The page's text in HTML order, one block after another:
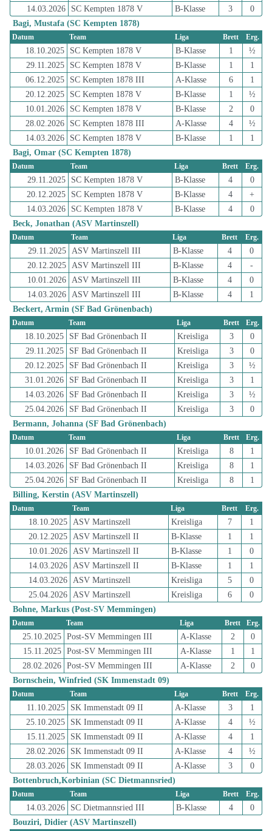
14.03.2026
SC Kempten 1878 V B-Klasse 3
0
Bagi, Mustafa (SC Kempten 1878)
Datum Team Liga Brett Erg.
18.10.2025 SC Kempten 1878 V B-Klasse 1
½
29.11.2025
SC Kempten 1878 V B-Klasse 1
1
06.12.2025
SC Kempten 1878 III A-Klasse 6
1
20.12.2025
SC Kempten 1878 V B-Klasse 1
½
10.01.2026
SC Kempten 1878 V B-Klasse 2
0
28.02.2026
SC Kempten 1878 III A-Klasse 4
½
14.03.2026
SC Kempten 1878 V B-Klasse 1
1
Bagi, Omar (SC Kempten 1878)
Datum Team Liga Brett Erg.
29.11.2025 SC Kempten 1878 V B-Klasse 4
0
20.12.2025
SC Kempten 1878 V B-Klasse 4
+
14.03.2026
SC Kempten 1878 V B-Klasse 4
0
Beck, Jonathan (ASV Martinszell)
Datum Team Liga Brett Erg.
29.11.2025 ASV Martinszell III B-Klasse 4
0
20.12.2025 ASV Martinszell III B-Klasse 4
-
10.01.2026 ASV Martinszell III B-Klasse 4
0
14.03.2026 ASV Martinszell III B-Klasse 4
1
Beckert, Armin (SF Bad Grönenbach)
Datum Team Liga Brett Erg.
18.10.2025 SF Bad Grönenbach II Kreisliga 3
0
29.11.2025
SF Bad Grönenbach II Kreisliga 3
0
20.12.2025
SF Bad Grönenbach II Kreisliga 3
½
31.01.2026
SF Bad Grönenbach II Kreisliga 3
1
14.03.2026
SF Bad Grönenbach II Kreisliga 3
½
25.04.2026
SF Bad Grönenbach II Kreisliga 3
0
Bermann, Johanna (SF Bad Grönenbach)
Datum Team Liga Brett Erg.
10.01.2026 SF Bad Grönenbach II Kreisliga 8
1
14.03.2026
SF Bad Grönenbach II Kreisliga 8
1
25.04.2026
SF Bad Grönenbach II Kreisliga 8
1
Billing, Kerstin (ASV Martinszell)
Datum Team Liga Brett Erg.
18.10.2025 ASV Martinszell Kreisliga 7
1
20.12.2025 ASV Martinszell II B-Klasse 1
1
10.01.2026 ASV Martinszell II B-Klasse 1
0
14.03.2026 ASV Martinszell II B-Klasse 1
1
14.03.2026 ASV Martinszell Kreisliga 5
0
25.04.2026 ASV Martinszell Kreisliga 6
0
Bohne, Markus (Post-SV Memmingen)
Datum Team Liga Brett Erg.
25.10.2025 Post-SV Memmingen III A-Klasse 2
0
15.11.2025 Post-SV Memmingen III A-Klasse 1
1
28.02.2026 Post-SV Memmingen III A-Klasse 2
0
Bornschein, Winfried (SK Immenstadt 09)
Datum Team Liga Brett Erg.
11.10.2025 SK Immenstadt 09 II A-Klasse 3
1
25.10.2025
SK Immenstadt 09 II A-Klasse 4
½
15.11.2025
SK Immenstadt 09 II A-Klasse 4
1
28.02.2026
SK Immenstadt 09 II A-Klasse 4
½
28.03.2026
SK Immenstadt 09 II A-Klasse 3
0
Bottenbruch,Korbinian (SC Dietmannsried)
Datum Team Liga Brett Erg.
14.03.2026 SC Dietmannsried III B-Klasse 4
0
Bouziri, Didier (ASV Martinszell)